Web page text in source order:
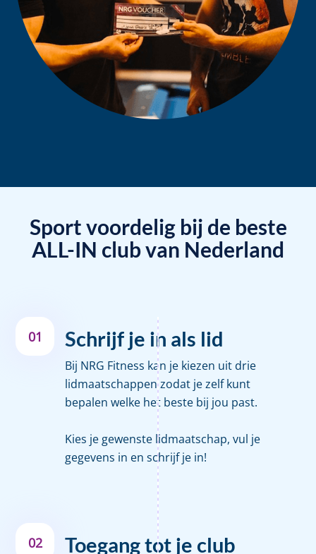
Sport voordelig bij de beste
ALL-IN club van Nederland
Schrijf je in als lid
Bij NRG Fitness kan je kiezen uit drie
lidmaatschappen zodat je zelf kunt
bepalen welke het beste bij jou past.
Kies je gewenste lidmaatschap, vul je
gegevens in en schrijf je in!
01
02 Toegang tot je club